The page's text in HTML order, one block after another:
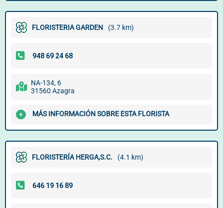
FLORISTERIA GARDEN (3.7 km)
NA-134, 6
31560 Azagra
MÁS INFORMACIÓN SOBRE ESTA FLORISTA
FLORISTERÍA HERGA,S.C. (4.1 km)